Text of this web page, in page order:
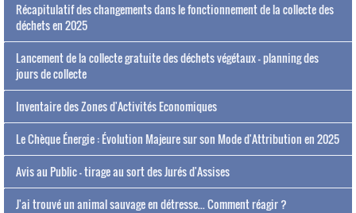
Récapitulatif des changements dans le fonctionnement de la collecte des
déchets en 2025
Lancement de la collecte gratuite des déchets végétaux - planning des
jours de collecte
Inventaire des Zones d'Activités Economiques
Le Chèque Énergie : Évolution Majeure sur son Mode d'Attribution en 2025
Avis au Public - tirage au sort des Jurés d'Assises
J'ai trouvé un animal sauvage en détresse... Comment réagir ?